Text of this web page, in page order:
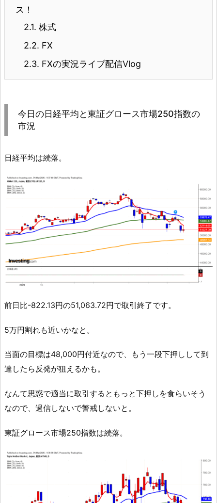
ス！
2.1. 株式
2.2. FX
2.3. FXの実況ライブ配信Vlog
今日の日経平均と東証グロース市場250指数の
市況
日経平均は続落。
前日比-822.13円の51,063.72円で取引終了です。
5万円割れも近いかなと。
当面の目標は48,000円付近なので、もう一段下押しして到
達したら反発が狙えるかも。
なんて思惑で適当に取引するともっと下押しを食らいそう
なので、過信しないで警戒しないと。
東証グロース市場250指数は続落。